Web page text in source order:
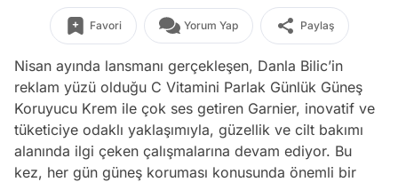
Favori Yorum Yap Paylaş
Nisan ayında lansmanı gerçekleşen, Danla Bilic’in
reklam yüzü olduğu C Vitamini Parlak Günlük Güneş
Koruyucu Krem ile çok ses getiren Garnier, inovatif ve
tüketiciye odaklı yaklaşımıyla, güzellik ve cilt bakımı
alanında ilgi çeken çalışmalarına devam ediyor. Bu
kez, her gün güneş koruması konusunda önemli bir